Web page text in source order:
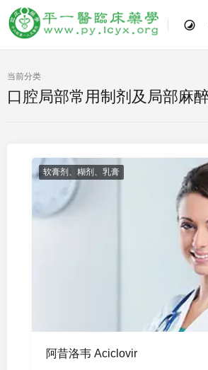
当前分类
口腔局部常用制剂及局部麻
软膏剂、糊剂、乳膏
阿昔洛韦 Aciclovir